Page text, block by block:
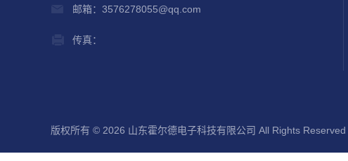
邮箱：3576278055@qq.com
传真：
版权所有 © 2026 山东霍尔德电子科技有限公司 All Rights Reserved